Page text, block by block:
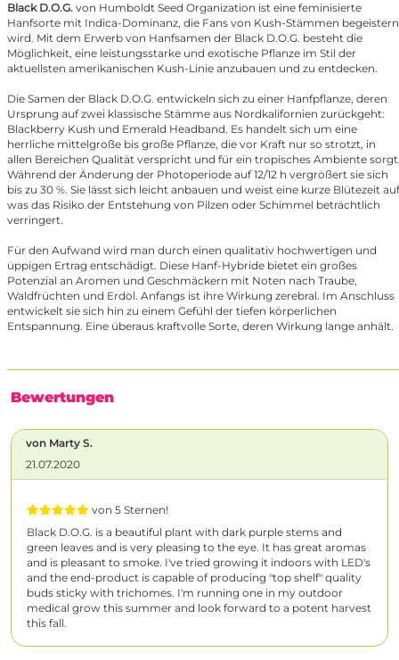
Black D.O.G. von Humboldt Seed Organization ist eine feminisierte
Hanfsorte mit Indica-Dominanz, die Fans von Kush-Stämmen begeistern
wird. Mit dem Erwerb von Hanfsamen der Black D.O.G. besteht die
Möglichkeit, eine leistungsstarke und exotische Pflanze im Stil der
aktuellsten amerikanischen Kush-Linie anzubauen und zu entdecken.
Die Samen der Black D.O.G. entwickeln sich zu einer Hanfpflanze, deren
Ursprung auf zwei klassische Stämme aus Nordkalifornien zurückgeht:
Blackberry Kush und Emerald Headband. Es handelt sich um eine
herrliche mittelgroße bis große Pflanze, die vor Kraft nur so strotzt, in
allen Bereichen Qualität verspricht und für ein tropisches Ambiente
Während der Änderung der Photoperiode auf 12/12 h vergrößert sie sich
bis zu 30 %. Sie lässt sich leicht anbauen und weist eine kurze Blütezeit
was das Risiko der Entstehung von Pilzen oder Schimmel beträchtlich
verringert.
Für den Aufwand wird man durch einen qualitativ hochwertigen und
üppigen Ertrag entschädigt. Diese Hanf-Hybride bietet ein großes
Potenzial an Aromen und Geschmäckern mit Noten nach Traube,
Waldfrüchten und Erdöl. Anfangs ist ihre Wirkung zerebral. Im Anschluss
entwickelt sie sich hin zu einem Gefühl der tiefen körperlichen
Entspannung. Eine überaus kraftvolle Sorte, deren Wirkung lange anhält.
Bewertungen
von Marty S.
21.07.2020
von 5 Sternen!
Black D.O.G. is a beautiful plant with dark purple stems and
green leaves and is very pleasing to the eye. It has great aromas
and is pleasant to smoke. I've tried growing it indoors with LED's
and the end-product is capable of producing "top shelf" quality
buds sticky with trichomes. I'm running one in my outdoor
medical grow this summer and look forward to a potent harvest
this fall.